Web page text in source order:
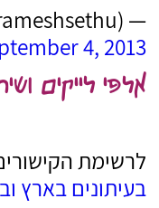
— Ramesh Sethu (@rameshsethu)
4, 2013
אלפי לייקים
לרשימת
בעיתונים בארץ